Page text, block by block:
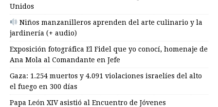
Unidos
Niños manzanilleros aprenden del arte culinario y la
jardinería (+ audio)
Exposición fotográfica El Fidel que yo conocí, homenaje de
Ana Mola al Comandante en Jefe
Gaza: 1.254 muertos y 4.091 violaciones israelíes del alto
el fuego en 300 días
Papa León XIV asistió al Encuentro de Jóvenes